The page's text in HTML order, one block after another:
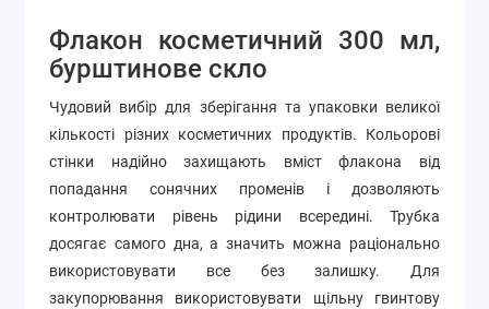
Флакон косметичний 300 мл,
бурштинове скло
Чудовий вибір для зберігання та упаковки великої
кількості різних косметичних продуктів. Кольорові
стінки надійно захищають вміст флакона від
попадання сонячних променів і дозволяють
контролювати рівень рідини всередині. Трубка
досягає самого дна, а значить можна раціонально
використовувати все без залишку. Для
закупорювання використовувати щільну гвинтову